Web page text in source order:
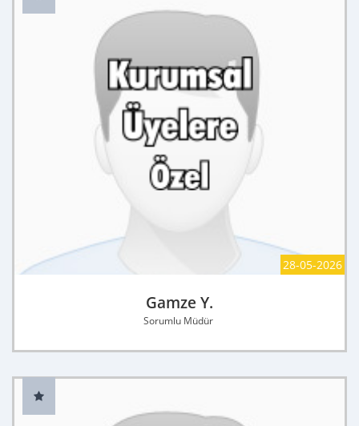
28-05-2026
Gamze Y.
Sorumlu Müdür